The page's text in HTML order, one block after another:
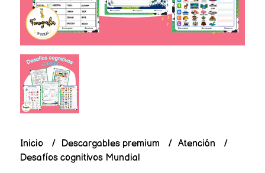
Inicio Descargables premium
Atención
Desafíos cognitivos Mundial